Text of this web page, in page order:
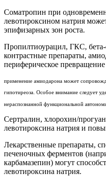
Соматропин при
левотироксином натрия
эпифизарных зон роста.
Пропилтиоурацил, ГКС,
контрастные препараты,
периферическое
применение амиодарона может
гипотиреоза. Особое внимание следует
нераспознанной функциональной
Сертралин, хлорохин/
левотироксина натрия и
Лекарственные препараты,
печеночных ферментов
карбамазепин) могут
левотироксина натрия.